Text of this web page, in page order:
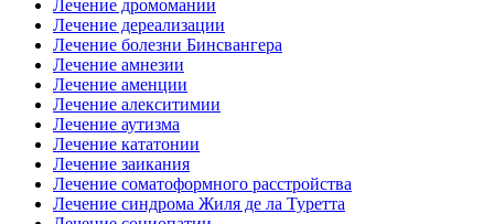
Лечение дромомании
Лечение дереализации
Лечение болезни Бинсвангера
Лечение амнезии
Лечение аменции
Лечение алекситимии
Лечение аутизма
Лечение кататонии
Лечение заикания
Лечение соматоформного расстройства
Лечение синдрома Жиля де ла Туретта